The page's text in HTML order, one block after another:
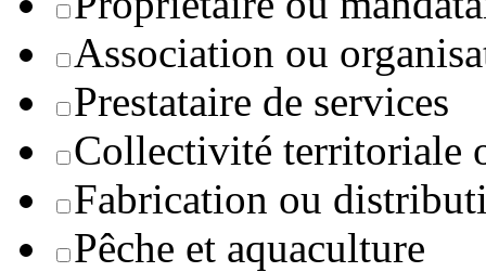
Association ou
Prestataire de services
Collectivité territoriale
Fabrication ou
Pêche et aquaculture